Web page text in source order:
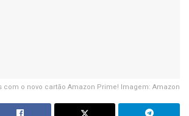
com o novo cartão Amazon Prime! Imagem: Amazon